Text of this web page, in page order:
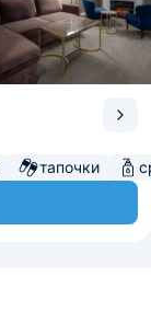
тапочки